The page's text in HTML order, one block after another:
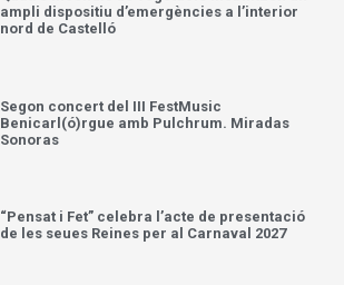
ampli dispositiu d’emergències a l’interior
nord de Castelló
Segon concert del III FestMusic
Benicarl(ó)rgue amb Pulchrum. Miradas
Sonoras
“Pensat i Fet” celebra l’acte de presentació
de les seues Reines per al Carnaval 2027